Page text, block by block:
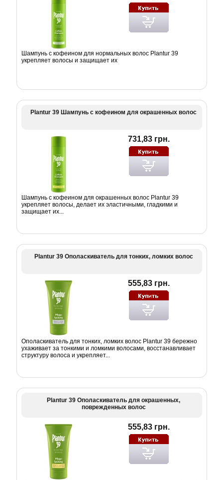
Шампунь с кофеином для нормальных волос Plantur 39
укрепляет волосы и защищает их
Plantur 39 Шампунь с кофеином для окрашенных волос
731,83 грн.
Шампунь с кофеином для окрашенных волос Plantur 39
укрепляет волосы, делает их эластичными, гладкими и
защищает их...
Plantur 39 Ополаскиватель для тонких, ломких волос
555,83 грн.
Ополаскиватель для тонких, ломких волос Plantur 39 бережно
ухаживает за тонкими и ломкими волосами, восстанавливает
структуру волоса и укрепляет...
Plantur 39 Ополаскиватель для окрашенных,
поврежденных волос
555,83 грн.